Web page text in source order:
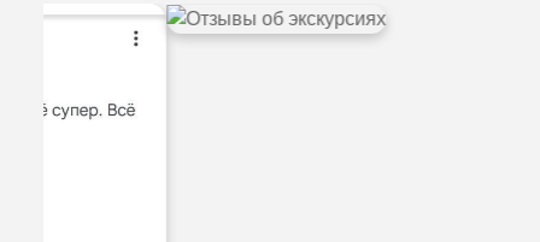
Previous
ЧАСТО ЗАДАВАЕМЫЕ ВОПРОСЫ